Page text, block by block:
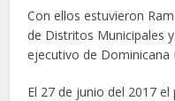
Con ellos estuvieron
de Distritos Municipales
ejecutivo de Dominicana
El 27 de junio del 2017